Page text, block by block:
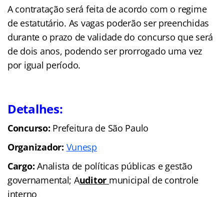
A contratação será feita de acordo com o regime
de estatutário. As vagas poderão ser preenchidas
durante o prazo de validade do concurso que será
de dois anos, podendo ser prorrogado uma vez
por igual período.
Detalhes:
Concurso: Prefeitura de São Paulo
Organizador: Vunesp
Cargo: Analista de políticas públicas e gestão
governamental; Auditor municipal de controle
interno